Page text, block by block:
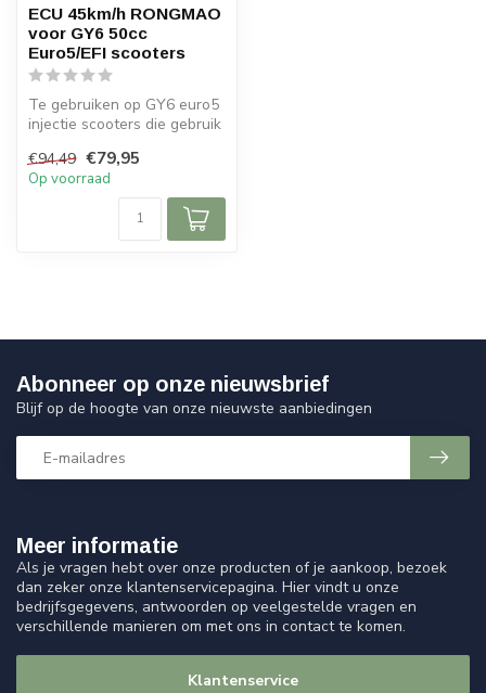
ECU 45km/h RONGMAO
voor GY6 50cc
Euro5/EFI scooters
Te gebruiken op GY6 euro5
injectie scooters die gebruik
€94,49 €79,95
Op voorraad
Meer informatie
Als je vragen hebt over onze producten of je aankoop, bezoek
dan zeker onze klantenservicepagina. Hier vindt u onze
bedrijfsgegevens, antwoorden op veelgestelde vragen en
verschillende manieren om met ons in contact te komen.
Klantenservice
Abonneer op onze nieuwsbrief
Blijf op de hoogte van onze nieuwste aanbiedingen